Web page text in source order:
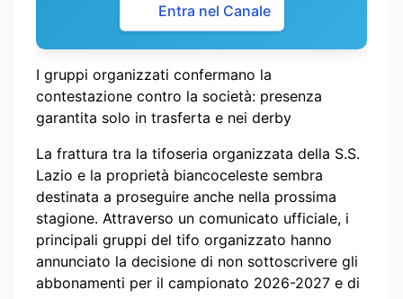
Entra nel Canale
I gruppi organizzati confermano la
contestazione contro la società: presenza
garantita solo in trasferta e nei derby
La frattura tra la tifoseria organizzata della S.S.
Lazio e la proprietà biancoceleste sembra
destinata a proseguire anche nella prossima
stagione. Attraverso un comunicato ufficiale, i
principali gruppi del tifo organizzato hanno
annunciato la decisione di non sottoscrivere gli
abbonamenti per il campionato 2026-2027 e di